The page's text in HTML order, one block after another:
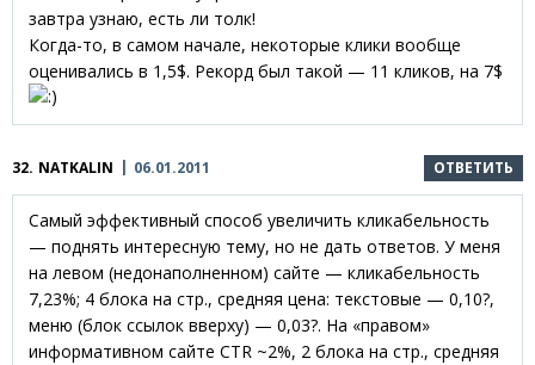
завтра узнаю, есть ли толк!
Когда-то, в самом начале, некоторые клики вообще
оценивались в 1,5$. Рекорд был такой — 11 кликов, на 7$
32. NATKALIN 06.01.2011 ОТВЕТИТЬ
Самый эффективный способ увеличить кликабельность
— поднять интересную тему, но не дать ответов. У меня
на левом (недонаполненном) сайте — кликабельность
7,23%; 4 блока на стр., средняя цена: текстовые — 0,10?,
меню (блок ссылок вверху) — 0,03?. На «правом»
информативном сайте CTR ~2%, 2 блока на стр., средняя